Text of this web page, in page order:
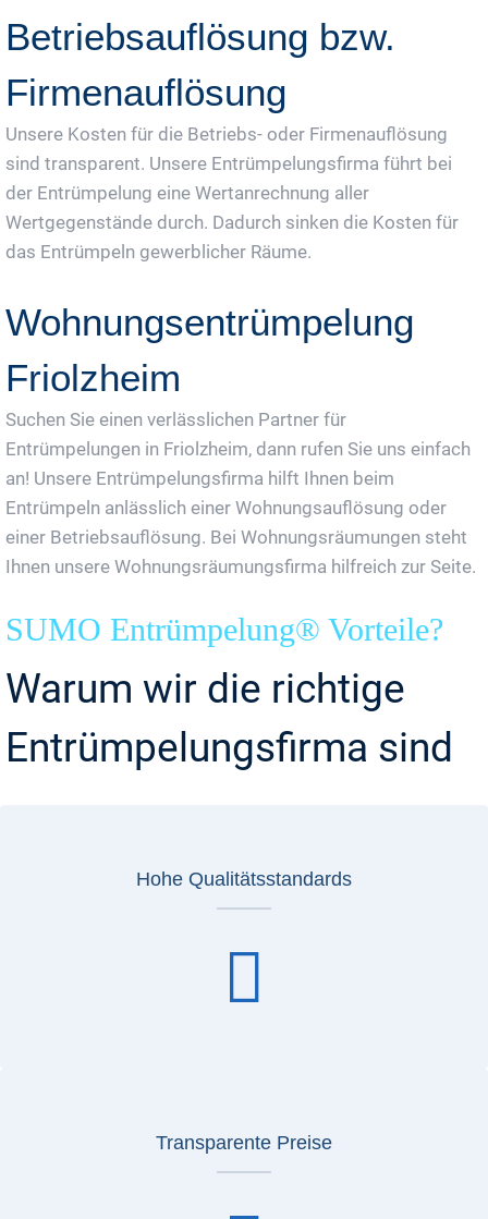
Betriebsauflösung bzw.
Firmenauflösung
Unsere Kosten für die Betriebs- oder Firmenauflösung
sind transparent. Unsere Entrümpelungsfirma führt bei
der Entrümpelung eine Wertanrechnung aller
Wertgegenstände durch. Dadurch sinken die Kosten für
das Entrümpeln gewerblicher Räume.
Wohnungsentrümpelung
Friolzheim
Suchen Sie einen verlässlichen Partner für
Entrümpelungen in Friolzheim, dann rufen Sie uns einfach
an! Unsere Entrümpelungsfirma hilft Ihnen beim
Entrümpeln anlässlich einer Wohnungsauflösung oder
einer Betriebsauflösung. Bei Wohnungsräumungen steht
Ihnen unsere Wohnungsräumungsfirma hilfreich zur Seite.
SUMO Entrümpelung® Vorteile?
Warum wir die richtige
Entrümpelungsfirma sind
Hohe Qualitätsstandards
Transparente Preise